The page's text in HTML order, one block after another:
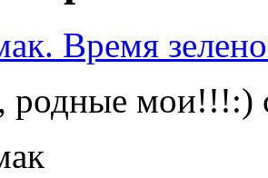
Время
родные мои!!!:)